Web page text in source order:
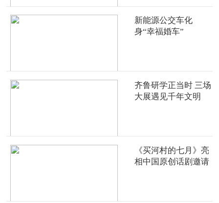
新能源公交车化
身“幸福婚车”
齐鲁研学正当时 三场
大展遇见千年文明
《买河村的七月》亮
相中国原创话剧邀请